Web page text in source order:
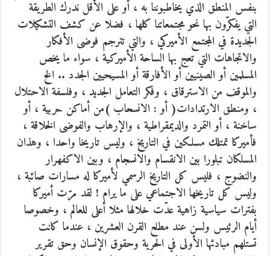
بنفس المنطق الذي يخاطبوننا به ، أو على الأقل ندرك الطريقة
التي يفكرّون بها نحو مجتمعاتنا كلها ، فضلا عن كشف التشكيلات
الجديدة في المجتمع الأميركي ، والتي تترجم فوضى الأفكار
والاتجاهات التي تعج بها الساحة الأميركية ، سواء ما يخص
المسلمين أو الصينيين أو الأفارقة أو المسيحيين الجدد .. الخ
والموقف من الاسترقاق ، وفكر التعامل الجديد ، وفلسفة الاحتلال
، ومنطق الارتدادات( أو : الانسحاب )من أماكن حربية ، أو
ساخنة ، أو التمرد والديمقراطية ، والإرهاب والفوضى الخلاقة ،
فأميركا تمتلك مسلكين في التاريخ ، وليس تاريخا واحدا ، وهذان
المسلكان تبلورا بين الانقسام والانسجام ، وبين الاكفهرار
والنضوج ، فليس كل التاريخ الرسمي لأميركا له مسارات صائبة ،
وليس كل تاريخها الاجتماعي على ما يرام ! لقد مرّت أميركا
بفترات سياسية زاهية عدّت خلالها مثلا أعلى للعالم ، وخصوصا
أيام الرئيس ولسن عند مطلع القرن العشرين ، عندما كانت
تستلهم مبادئها الأولى في الحرية وحقوق الإنسان وحق تقرير